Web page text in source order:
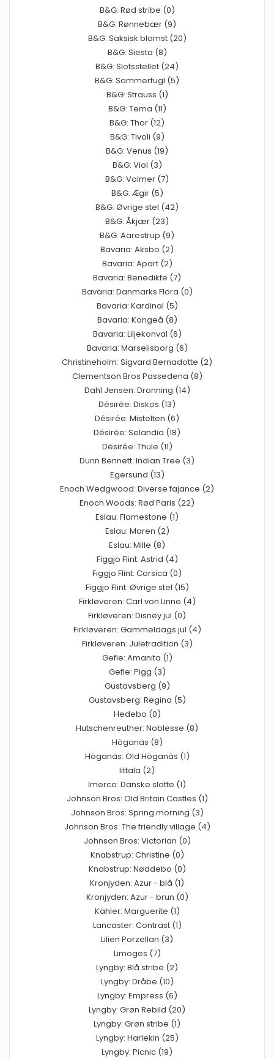
B&G: Rød stribe (0)
B&G: Rønnebær (9)
B&G: Saksisk blomst (20)
B&G: Siesta (8)
B&G: Slotsstellet (24)
B&G: Sommerfugl (5)
B&G: Strauss (1)
B&G: Tema (11)
B&G: Thor (12)
B&G: Tivoli (9)
B&G: Venus (19)
B&G: Viol (3)
B&G: Volmer (7)
B&G: Ægir (5)
B&G: Øvrige stel (42)
B&G: Åkjær (23)
B&G: Aarestrup (9)
Bavaria: Aksbo (2)
Bavaria: Apart (2)
Bavaria: Benedikte (7)
Bavaria: Danmarks Flora (0)
Bavaria: Kardinal (5)
Bavaria: Kongeå (8)
Bavaria: Liljekonval (6)
Bavaria: Marselisborg (6)
Christineholm: Sigvard Bernadotte (2)
Clementson Bros Passedena (8)
Dahl Jensen: Dronning (14)
Désirée: Diskos (13)
Désirée: Mistelten (6)
Désirée: Selandia (18)
Désirée: Thule (11)
Dunn Bennett: Indian Tree (3)
Egersund (13)
Enoch Wedgwood: Diverse fajance (2)
Enoch Woods: Rød Paris (22)
Eslau: Flamestone (1)
Eslau: Maren (2)
Eslau: Mille (8)
Figgjo Flint: Astrid (4)
Figgjo Flint: Corsica (0)
Figgjo Flint: Øvrige stel (15)
Firkløveren: Carl von Linne (4)
Firkløveren: Disney jul (0)
Firkløveren: Gammeldags jul (4)
Firkløveren: Juletradition (3)
Gefle: Amanita (1)
Gefle: Pigg (3)
Gustavsberg (9)
Gustavsberg: Regina (5)
Hedebo (0)
Hutschenreuther: Noblesse (8)
Höganäs (8)
Höganäs: Old Höganäs (1)
Iittala (2)
Imerco: Danske slotte (1)
Johnson Bros: Old Britain Castles (1)
Johnson Bros: Spring morning (3)
Johnson Bros: The friendly village (4)
Johnson Bros: Victorian (0)
Knabstrup: Christine (0)
Knabstrup: Nøddebo (0)
Kronjyden: Azur - blå (1)
Kronjyden: Azur - brun (0)
Kähler: Marguerite (1)
Lancaster: Contrast (1)
Lilien Porzellan (3)
Limoges (7)
Lyngby: Blå stribe (2)
Lyngby: Dråbe (10)
Lyngby: Empress (6)
Lyngby: Grøn Rebild (20)
Lyngby: Grøn stribe (1)
Lyngby: Harlekin (25)
Lyngby: Picnic (19)